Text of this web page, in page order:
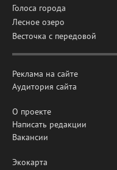
Голоса города
Лесное озеро
Весточка с передовой
Реклама на сайте
Аудитория сайта
О проекте
Написать редакции
Вакансии
Экокарта